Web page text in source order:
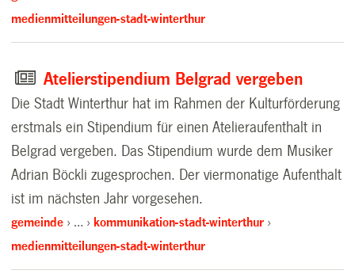
medienmitteilungen-stadt-winterthur
Atelierstipendium Belgrad vergeben
Die Stadt Winterthur hat im Rahmen der Kulturförderung
erstmals ein Stipendium für einen Atelieraufenthalt in
Belgrad vergeben. Das Stipendium wurde dem Musiker
Adrian Böckli zugesprochen. Der viermonatige Aufenthalt
ist im nächsten Jahr vorgesehen.
gemeinde …
kommunikation-stadt-winterthur
medienmitteilungen-stadt-winterthur